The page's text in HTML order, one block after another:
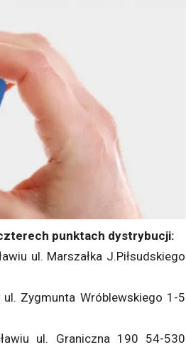
punktach dystrybucji:
ul. Marszałka J.Piłsudskiego
Zygmunta Wróblewskiego 1-5
ul. Graniczna 190 54-530